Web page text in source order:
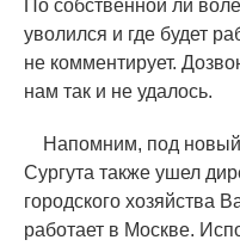
По собственной ли
уволился и где будет
не комментирует.
нам так и не удалось.
Напомним, под новый
Сургута также ушел
городского хозяйства
работает в Москве.